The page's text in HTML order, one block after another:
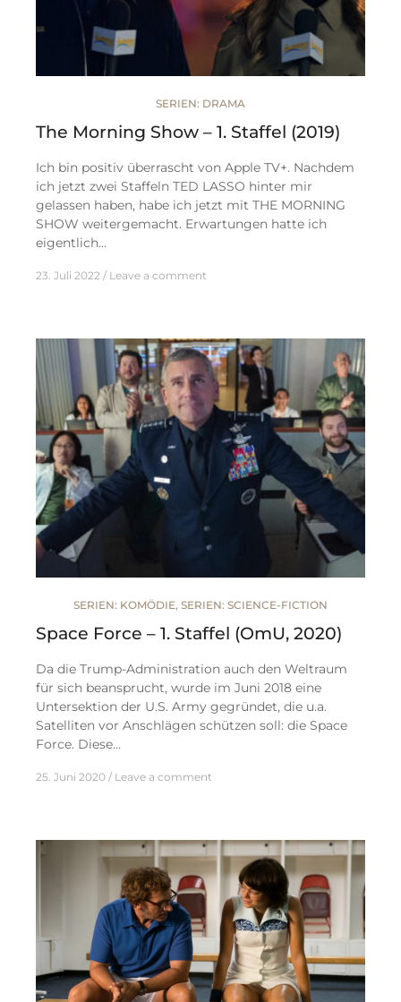
SERIEN: DRAMA
The Morning Show – 1. Staffel (2019)
Ich bin positiv überrascht von Apple TV+. Nachdem
ich jetzt zwei Staffeln TED LASSO hinter mir
gelassen haben, habe ich jetzt mit THE MORNING
SHOW weitergemacht. Erwartungen hatte ich
eigentlich…
23. Juli 2022 Leave a comment
SERIEN: KOMÖDIE, SERIEN: SCIENCE-FICTION
Space Force – 1. Staffel (OmU, 2020)
Da die Trump-Administration auch den Weltraum
für sich beansprucht, wurde im Juni 2018 eine
Untersektion der U.S. Army gegründet, die u.a.
Satelliten vor Anschlägen schützen soll: die Space
Force. Diese…
25. Juni 2020 Leave a comment